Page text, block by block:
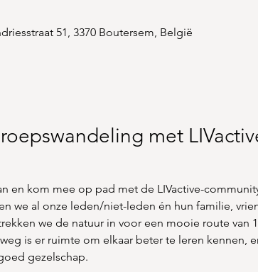
51, 3370 Boutersem, België
met
en kom mee op pad met de LIVactive-
we al onze leden/niet-leden én hun familie,
we de natuur in voor een mooie route van
is er ruimte om elkaar beter te leren kennen,
gezelschap.